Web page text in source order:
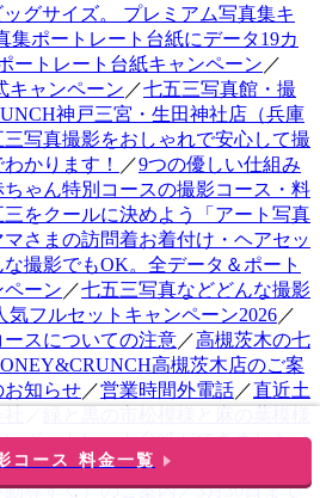
コース 料金一覧
ッグサイズ。 プレミアム写真集キ
集ポートレート台紙にデータ19カ
ートレート台紙キャンペーン ／
キャンペーン ／七五三写真館・撮
神戸三宮・生田神社店（兵庫
三写真撮影をおしゃれで安心して撮
かります！ ／9つの優しい仕組み
ちゃん特別コースの撮影コース・料
三をクールに決めよう「アート写真
マさまの訪問着お着付け・ヘアセッ
撮影でもOK。全データ＆ポート
ペーン ／七五三写真などどんな撮影
気フルセットキャンペーン2026／
スについての注意／高槻茨木の七
高槻茨木店のご案
お知らせ／営業時間外電話／直近土
いポートレート台紙ができました。
オHONEY&CRUNCH寝屋川枚方・
動尊すぐ）のご案内／3月30日まで